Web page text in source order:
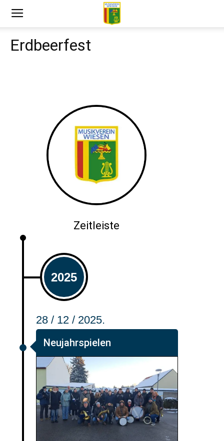
Erdbeerfest
Zeitleiste
2025
28 / 12 / 2025.
Neujahrspielen